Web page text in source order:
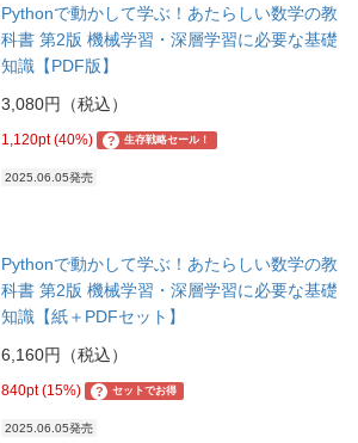
Pythonで動かして学ぶ！あたらしい数学の教
科書 第2版 機械学習・深層学習に必要な基礎
知識【PDF版】
3,080円（税込）
1,120pt (40%) ? 生存戦略セール！
2025.06.05発売
Pythonで動かして学ぶ！あたらしい数学の教
科書 第2版 機械学習・深層学習に必要な基礎
知識【紙＋PDFセット】
6,160円（税込）
840pt (15%) ? セットでお得
2025.06.05発売